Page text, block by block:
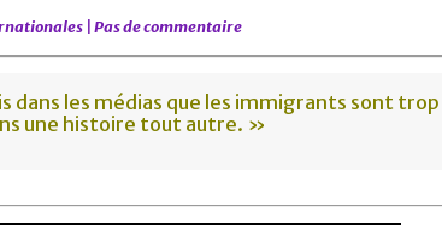
Pas de commentaire
dans les médias que les immigrants sont
une histoire tout autre. »